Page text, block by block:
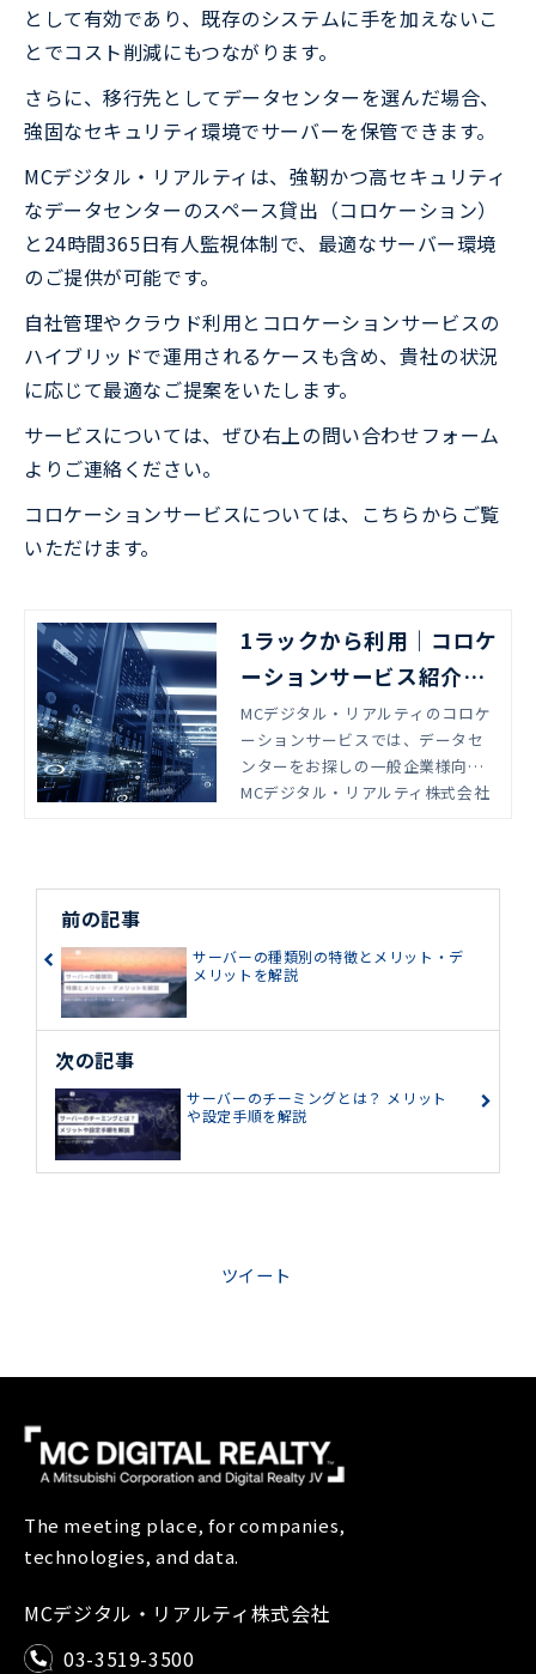
として有効であり、既存のシステムに手を加えないこ
とでコスト削減にもつながります。
さらに、移行先としてデータセンターを選んだ場合、
強固なセキュリティ環境でサーバーを保管できます。
MCデジタル・リアルティは、強靭かつ高セキュリティ
なデータセンターのスペース貸出（コロケーション）
と24時間365日有人監視体制で、最適なサーバー環境
のご提供が可能です。
自社管理やクラウド利用とコロケーションサービスの
ハイブリッドで運用されるケースも含め、貴社の状況
に応じて最適なご提案をいたします。
サービスについては、ぜひ右上の問い合わせフォーム
よりご連絡ください。
コロケーションサービスについては、こちらからご覧
いただけます。
1ラックから利用｜コロケ
ーションサービス紹介｜
MCデジタル・リアルティ
株式会社
MCデジタル・リアルティのコロケ
ーションサービスでは、データセ
ンターをお探しの一般企業様向け
に、強固かつ信頼性の高いデータ
MCデジタル・リアルティ株式会社
前の記事
サーバーの種類別の特徴とメリット・デ
メリットを解説
次の記事
サーバーのチーミングとは？ メリット
や設定手順を解説
ツイート
The meeting place, for companies,
technologies, and data.
MCデジタル・リアルティ株式会社
03-3519-3500